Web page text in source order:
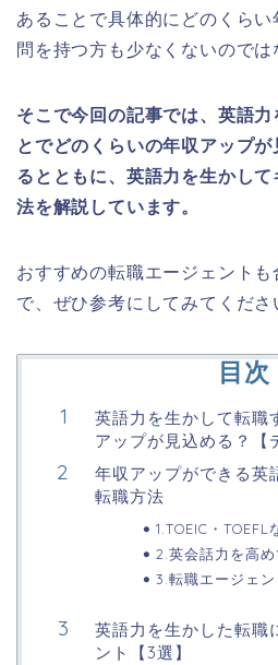
あることで具体的にどのくら
問を持つ方も少なくないのでは
そこで今回の記事では、英語力
とでどのくらいの年収アップ
るとともに、 英語力を生かし
法を解説しています。
おすすめの転職エージェント
で、ぜひ参考にしてみてくださ
目次
英語力を生かして転職
アップが見込める？【
年収アップができる英
転職方法
1.TOEIC・
2.英会話力を高め
3.転職エージェ
英語力を生かした転職
ント【3選】